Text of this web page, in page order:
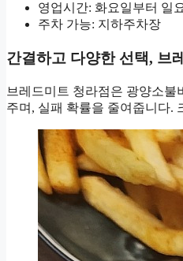
영업시간: 화요일부터 일
주차 가능: 지하주차장
간결하고 다양한 선택, 브
브레드미트 청라점은 광양소
주며, 실패 확률을 줄여줍니다.